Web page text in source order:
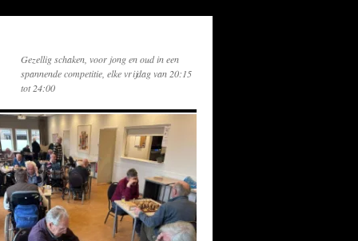
Gezellig schaken, voor jong en oud in een
spannende competitie, elke vrijdag van 20:15
tot 24:00